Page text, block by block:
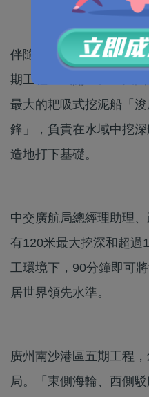
伴隨著施工船舶和建設
期工程正式開工。「大
最大的耙吸式挖泥船「
鋒」，負責在水域中挖
造地打下基礎。
中交廣航局總經理助理
有120米最大挖深和超過
工環境下，90分鐘即可
居世界領先水準。
廣州南沙港區五期工程
局。「東側海輪、西側